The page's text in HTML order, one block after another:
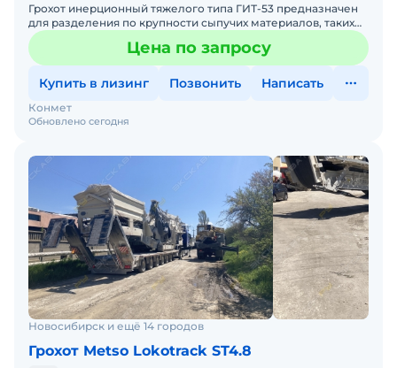
Грохот инерционный тяжелого типа ГИТ-53 предназначен
для разделения по крупности сыпучих материалов, таких
как щебень, руды и уголь, с объемной массой насыпного
Цена по запросу
Купить в лизинг Позвонить Написать
Обновлено сегодня
Конмет
Новосибирск и ещё 14 городов
Грохот Metso Lokotrack ST4.8